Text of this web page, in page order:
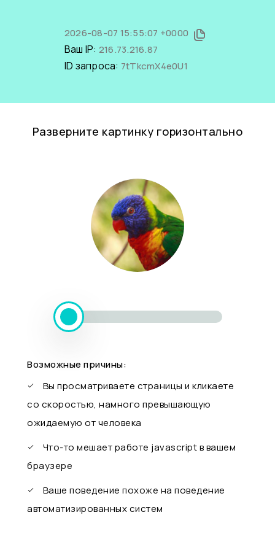
2026-08-07 15:55:07 +0000
Ваш IP: 216.73.216.87
ID запроса: 7tTkcmX4e0U1
Разверните картинку горизонтально
Возможные причины:
Вы просматриваете страницы и кликаете
со скоростью, намного превышающую
ожидаемую от человека
Что-то мешает работе javascript в вашем
браузере
Ваше поведение похоже на поведение
автоматизированных систем